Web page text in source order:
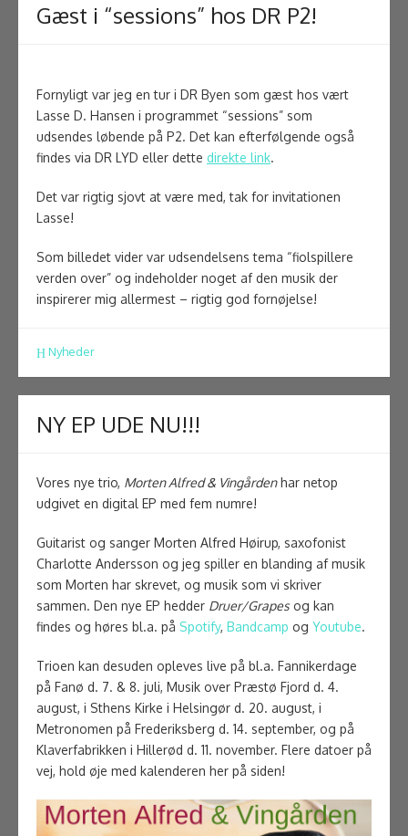
Gæst i “sessions” hos DR P2!
Fornyligt var jeg en tur i DR Byen som gæst hos vært
Lasse D. Hansen i programmet “sessions” som
udsendes løbende på P2. Det kan efterfølgende også
findes via DR LYD eller dette direkte link.
Det var rigtig sjovt at være med, tak for invitationen
Lasse!
Som billedet vider var udsendelsens tema “fiolspillere
verden over” og indeholder noget af den musik der
inspirerer mig allermest – rigtig god fornøjelse!
Nyheder
NY EP UDE NU!!!
Vores nye trio, Morten Alfred & Vingårdenhar netop
udgivet en digital EP med fem numre!
Guitarist og sanger Morten Alfred Høirup, saxofonist
Charlotte Andersson og jeg spiller en blanding af musik
som Morten har skrevet, og musik som vi skriver
sammen. Den nye EP hedder Druer/Grapes og kan
findes og høres bl.a. på Spotify, Bandcamp og Youtube.
Trioen kan desuden opleves live på bl.a. Fannikerdage
på Fanø d. 7. & 8. juli, Musik over Præstø Fjord d. 4.
august, i Sthens Kirke i Helsingør d. 20. august, i
Metronomen på Frederiksberg d. 14. september, og på
Klaverfabrikken i Hillerød d. 11. november. Flere datoer på
vej, hold øje med kalenderen her på siden!